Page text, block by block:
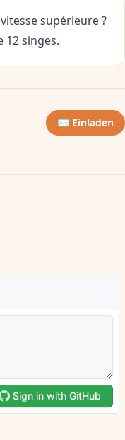
supérieure ?
12 singes.
✉️ Einladen